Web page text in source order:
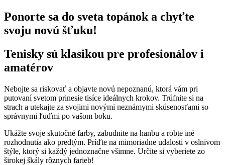
Ponorte sa do sveta topánok a chyťte
svoju novú šťuku!
Tenisky sú klasikou pre profesionálov i
amatérov
Nebojte sa riskovať a objavte novú nepoznanú, ktorá vám pri
putovaní svetom prinesie tisíce ideálnych krokov. Trúfnite si na
strach a utekajte za svojimi novými neznámymi skúsenosťami so
správnymi ľuďmi po vašom boku.
Ukážte svoje skutočné farby, zabudnite na hanbu a robte iné
rozhodnutia ako predtým. Príďte na mimoriadne udalosti v oslnivom
štýle, ktorý si každý jednoznačne všimne. Určite si vyberiete zo
širokej škály rôznych farieb!